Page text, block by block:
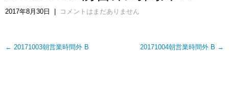
2017年8月30日 コメントはまだありません
Post
← 20171003朝営業時間外 B 20171004朝営業時間外 B →